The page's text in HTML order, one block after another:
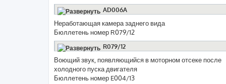
AD006A
Неработающая камера заднего вида
Бюллетень номер R079/12
R079/12
Воющий звук, появляющийся в моторном отсеке после
холодного пуска двигателя
Бюллетень номер E004/13